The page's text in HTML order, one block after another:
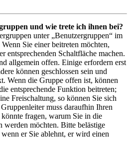
und wie trete ich ihnen bei?
unter „Benutzergruppen“ im
Sie einer beitreten möchten,
entsprechenden Schaltfläche machen.
allgemein offen. Einige erfordern erst
können geschlossen sein und
Wenn die Gruppe offen ist, können
entsprechende Funktion beitreten;
Freischaltung, so können Sie sich
muss daraufhin Ihren
fragen, warum Sie in die
werden möchten. Bitte belästige
er Sie ablehnt, er wird einen